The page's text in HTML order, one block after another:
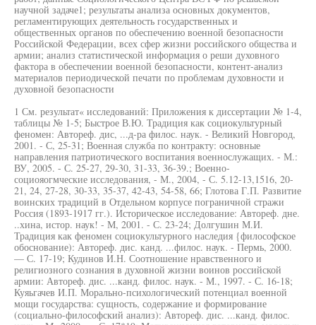
научной задаче1; результаты анализа основных документов,
регламентирующих деятельность государственных и
общественных органов по обеспечению военной безопасности
Российской Федерации, всех сфер жизни российского общества и
армии; анализ статистической информация о реши духовного
фактора в обеспечении военной безопасности, контент-анализ
материалов периодической печати по проблемам духовности и
духовной безопасности
1 См. результат« исследований: Приложения к диссертации № 1-4,
таблицы № 1-5; Быстрое В.Ю. Традиция как социокультурный
феномен: Автореф. дис, ...д-ра филос. наук. - Великий Новгород,
2001. - С, 25-31; Военная служба по контракту: основные
направления патриотического воспитания военнослужащих. - М.:
ВУ, 2005. - С. 25-27, 29-30, 31-33, 36-39.; Военно-
социояогмческие исследования, - М., 2004, - С. 5.12-13,1516, 20-
21, 24, 27-28, 30-33, 35-37, 42-43, 54-58, 66; Глотова Г.П. Развитие
воинских традиций в Отдельном корпусе пограничной стражи
Россия (1893-1917 гг.). Историческое исследование: Автореф. дне.
..хина, истор. наук! - М, 2001. - С. 23-24; Долгушин М.И.
Традиция как феномен социокультурного наследия {философское
обоснование): Автореф. дис. канд. ...филос. наук. - Пермь, 2000.
— С. 17-19; Кудинов И.Н. Соотношение нравственного и
религиозного сознания в духовной жизни воинов российской
армии: Автореф. дис. ...канд. филос. наук. - М., 1997. - С. 16-18;
Куяьгачев И.П. Морально-психологический потенциал военной
мощи государства: сущность, содержание и формирование
(социально-философский анализ): Автореф. дис. ...канд. филос.